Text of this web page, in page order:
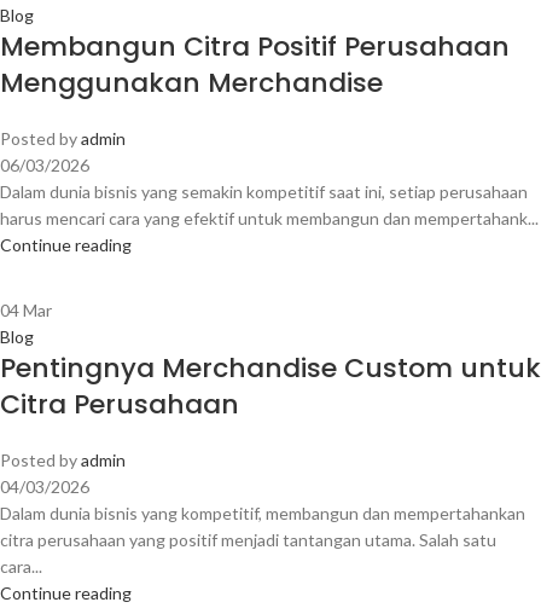
Blog
Membangun Citra Positif Perusahaan
Menggunakan Merchandise
Posted byadmin
06/03/2026
Dalam dunia bisnis yang semakin kompetitif saat ini, setiap perusahaan
harus mencari cara yang efektif untuk membangun dan mempertahank...
Continue reading
04Mar
Blog
Pentingnya Merchandise Custom untuk
Citra Perusahaan
Posted byadmin
04/03/2026
Dalam dunia bisnis yang kompetitif, membangun dan mempertahankan
citra perusahaan yang positif menjadi tantangan utama. Salah satu
cara...
Continue reading